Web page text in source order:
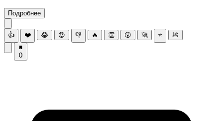
Подробнее
👍 ❤️ 😂 😍 👎 🔥 👏 😮 🚀 ⭐ 💩
0